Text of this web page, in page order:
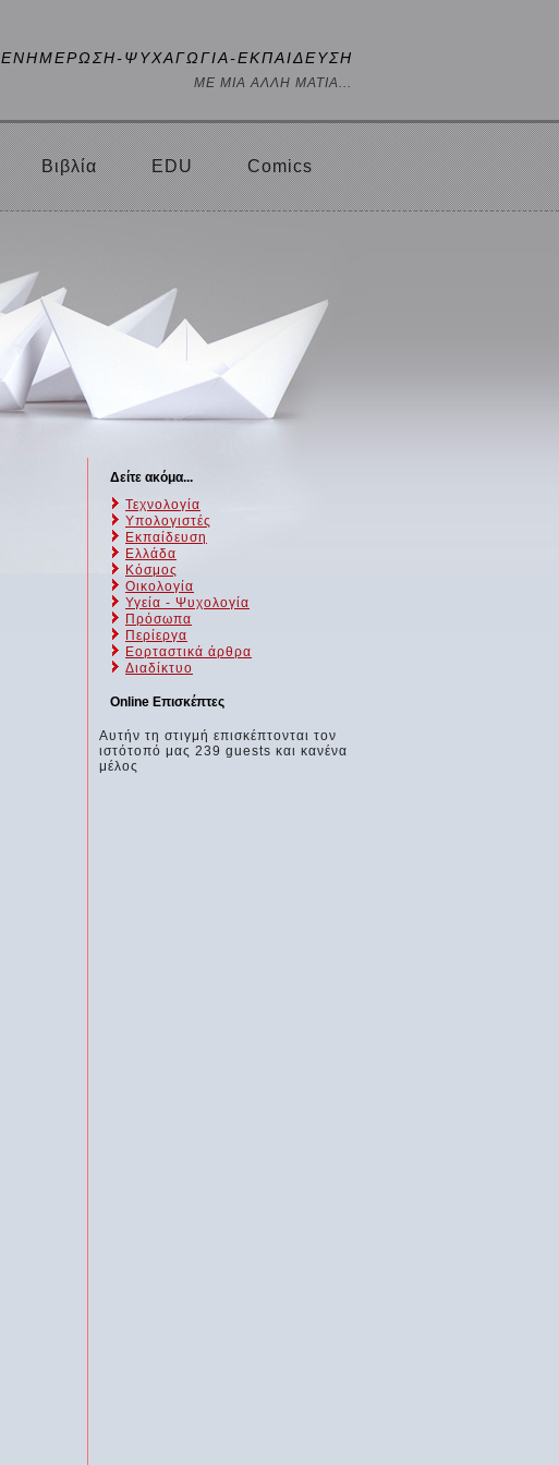
ΕΝΗΜΕΡΩΣΗ-ΨΥΧΑΓΩΓΙΑ-ΕΚΠΑΙΔΕΥΣΗ
ΜΕ ΜΙΑ ΑΛΛΗ ΜΑΤΙΑ...
Βιβλία EDU Comics
Δείτε ακόμα...
Τεχνολογία
Υπολογιστές
Εκπαίδευση
Ελλάδα
Κόσμος
Οικολογία
Υγεία - Ψυχολογία
Πρόσωπα
Περίεργα
Εορταστικά άρθρα
Διαδίκτυο
Online Επισκέπτες
Αυτήν τη στιγμή επισκέπτονται τον
ιστότοπό μας 239 guests και κανένα
μέλος